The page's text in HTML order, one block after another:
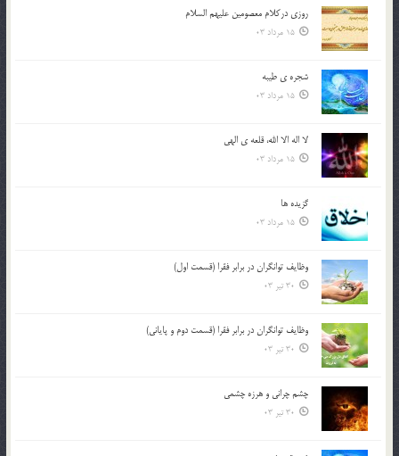
روزي دركلام معصومين عليهم السلام
15 مرداد 03
شجره ي طيبه
15 مرداد 03
لا اله الا الله، قلعه ي الهي
15 مرداد 03
گزيده ها
15 مرداد 03
وظایف توانگران در برابر فقرا (قسمت اول)
30 تیر 03
وظایف توانگران در برابر فقرا (قسمت دوم و پایانی)
30 تیر 03
چشم ‏چرانى و هرزه‏ چشمى
30 تیر 03